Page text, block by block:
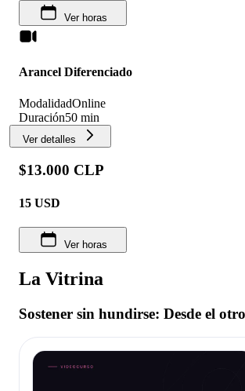
Ver horas
Arancel Diferenciado
ModalidadOnline
Duración50 min
Ver detalles
$13.000 CLP
15 USD
Ver horas
La Vitrina
Sostener sin hundirse: Desde el